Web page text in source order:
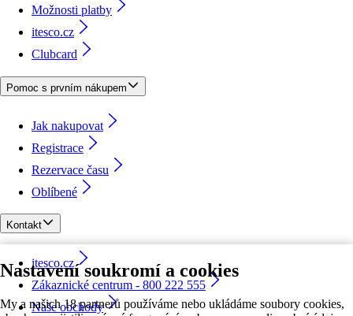
Nastavení soukromí a cookies
My a našich 18 partnerů používáme nebo ukládáme soubory cookies,
Možnosti platby
itesco.cz
Clubcard
Pomoc s prvním nákupem
Jak nakupovat
Registrace
Rezervace času
Oblíbené
Kontakt
itesco.cz
Zákaznické centrum - 800 222 555
Naše obchody